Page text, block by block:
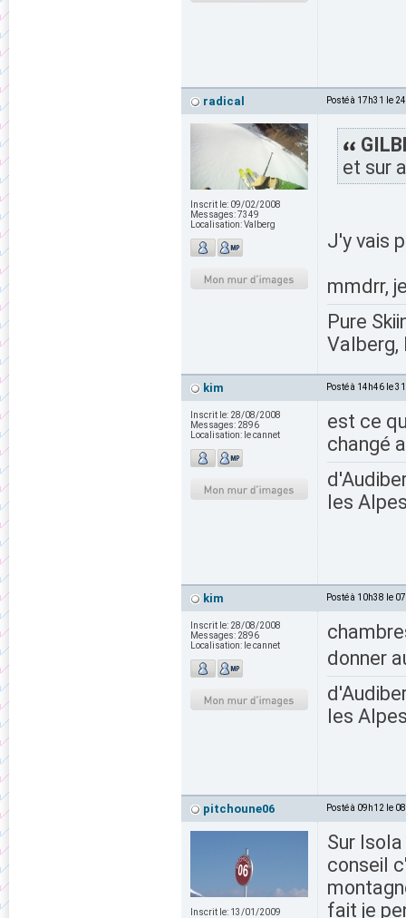
radical Posté à 17h31 le
Inscrit le: 09/02/2008
Messages:7349
Localisation:Valberg
et sur
J'y vais
mmdrr,
Pure
Valberg,
kim Posté à 14h46 le
Inscrit le: 28/08/2008
Messages: 2896
Localisation: le cannet
est ce
changé
les
kim Posté à 10h38 le
Inscrit le: 28/08/2008
Messages: 2896
Localisation: le cannet
donner
les
pitchoune06 Posté à 09h12 le
Inscrit le: 13/01/2009
Sur
conseil
fait je